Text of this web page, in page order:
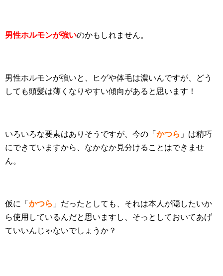
男性ホルモンが強いのかもしれません。
男性ホルモンが強いと、ヒゲや体毛は濃いんですが、どう
しても頭髪は薄くなりやすい傾向があると思います！
いろいろな要素はありそうですが、今の「 かつら 」は精巧
にできていますから、なかなか見分けることはできませ
ん。
仮に「 かつら 」だったとしても、それは本人が隠したいか
ら使用しているんだと思いますし、そっとしておいてあげ
ていいんじゃないでしょうか？